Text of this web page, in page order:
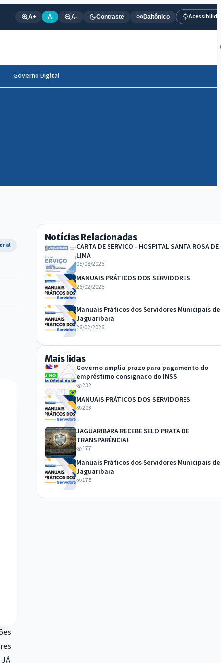
A+ A A- Contraste Daltônico
Governo Digital
Notícias Relacionadas
CARTA DE SERVICO - HOSPITAL SANTA ROSA DE
LIMA
05/08/2026
MANUAIS PRÁTICOS DOS SERVIDORES
26/02/2026
Manuais Práticos dos Servidores Municipais de
Jaguaribara
26/02/2026
Mais lidas
Governo amplia prazo para pagamento do
empréstimo consignado do INSS
232
MANUAIS PRÁTICOS DOS SERVIDORES
203
JAGUARIBARA RECEBE SELO PRATA DE
TRANSPARÊNCIA!
177
Manuais Práticos dos Servidores Municipais de
Jaguaribara
175